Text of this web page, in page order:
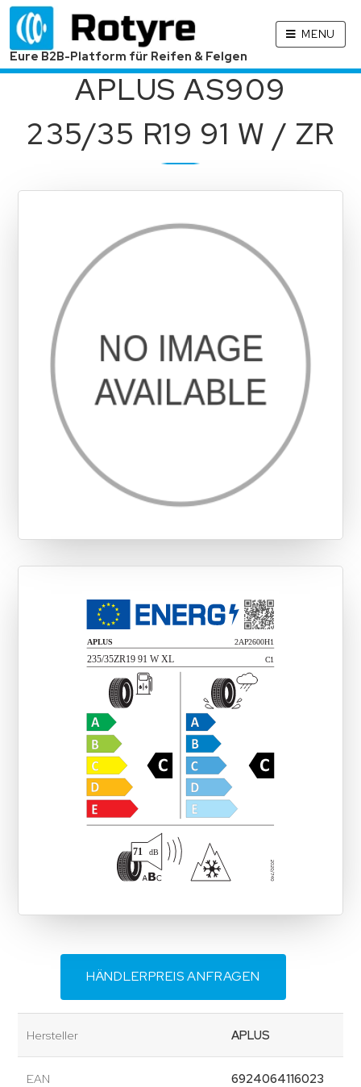
Eure B2B-Platform für Reifen & Felgen
MENU
APLUS AS909
235/35 R19 91 W / ZR
HÄNDLERPREIS ANFRAGEN
Hersteller APLUS
EAN 6924064116023